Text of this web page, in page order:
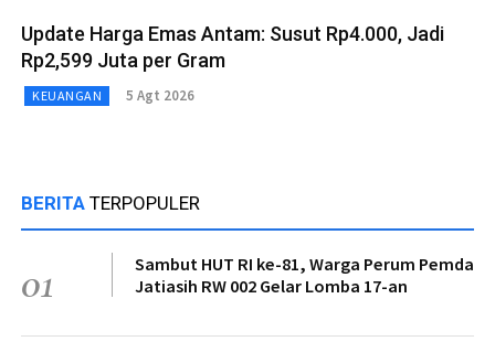
Update Harga Emas Antam: Susut Rp4.000, Jadi
Rp2,599 Juta per Gram
KEUANGAN 5 Agt 2026
BERITA TERPOPULER
01
Sambut HUT RI ke-81, Warga Perum Pemda
Jatiasih RW 002 Gelar Lomba 17-an